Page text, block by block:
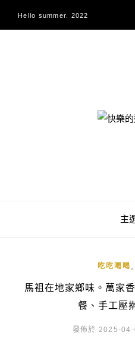
Hello summer. 2022
主
吃吃喝喝
馬祖在地家鄉味。萬家
餐、手工壓
發佈於 2025-